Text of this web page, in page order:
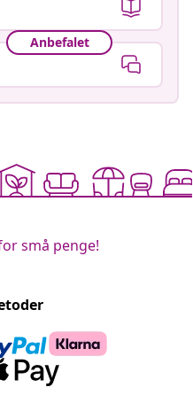
Anbefalet
små penge!